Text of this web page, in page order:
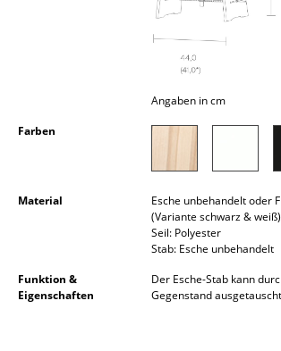
... alle Aufbewahrungsmöbel
Hängeleuchten & Deckenleuchten
Tischleuchten
Schreibtischleuchten
Stehleuchten & Leseleuchten
Wandleuchten
Angaben in cm
Farben
Material
Esche unbehandelt oder
(Variante schwarz & weiß)
Seil: Polyester
Stab: Esche unbehandelt
Funktion &
Eigenschaften
Der Esche-Stab kann
Gegenstand